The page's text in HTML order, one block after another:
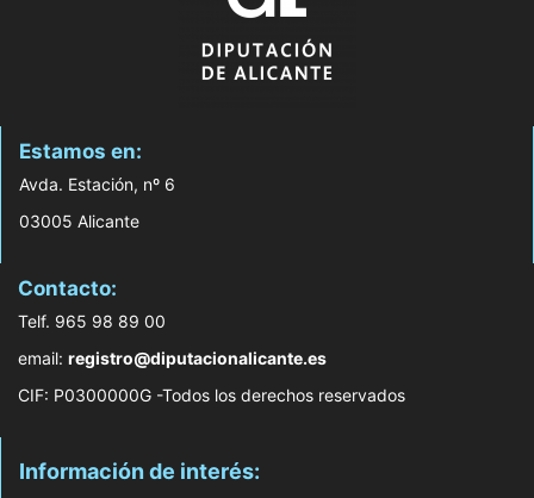
Estamos en:
Avda. Estación, nº 6
03005 Alicante
Contacto:
Telf. 965 98 89 00
email: registro@diputacionalicante.es
CIF: P0300000G -Todos los derechos reservados
Información de interés: